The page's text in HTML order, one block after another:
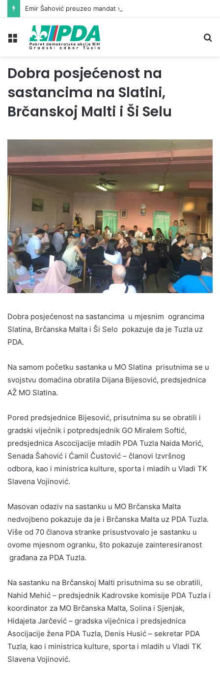
Meni
Dobra posjećenost na
sastancima na Slatini,
Brčanskoj Malti i Ši Selu
Dobra posjećenost na sastancima u mjesnim ograncima
Slatina, Brčanska Malta i Ši Selo pokazuje da je Tuzla uz
PDA.
Na samom početku sastanka u MO Slatina prisutnima se u
svojstvu domaćina obratila Dijana Bijesović, predsjednica
AŽ MO Slatina.
Pored predsjednice Bijesović, prisutnima su se obratili i
gradski vijećnik i potpredsjednik GO Miralem Softić,
predsjednica Ascocijacije mladih PDA Tuzla Naida Morić,
Senada Šahović i Ćamil Čustović – članovi Izvršnog
odbora, kao i ministrica kulture, sporta i mladih u Vladi TK
Slavena Vojinović.
Masovan odaziv na sastanku u MO Brčanska Malta
nedvojbeno pokazuje da je i Brčanska Malta uz PDA Tuzla.
Više od 70 članova stranke prisustvovalo je sastanku u
ovome mjesnom ogranku, što pokazuje zainteresiranost
građana za PDA Tuzla.
Na sastanku na Brčanskoj Malti prisutnima su se obratili,
Nahid Mehić – predsjednik Kadrovske komisije PDA Tuzla i
koordinator za MO Brčanska Malta, Solina i Sjenjak,
Hidajeta Jarčević – gradska vijećnica i predsjednica
Asocijacije žena PDA Tuzla, Denis Husić – sekretar PDA
Tuzla, kao i ministrica kulture, sporta i mladih u Vladi TK
Slavena Vojinović.